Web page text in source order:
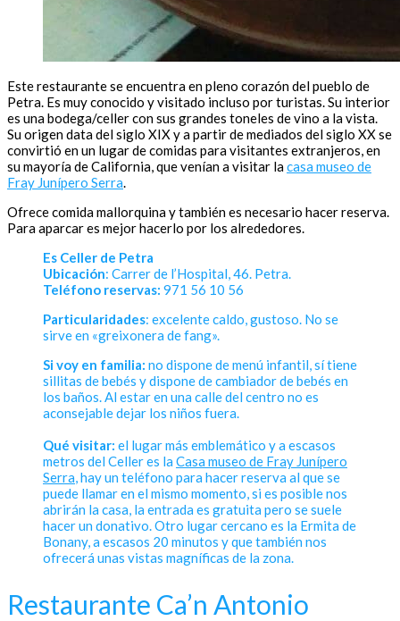
Este restaurante se encuentra en pleno corazón del pueblo de
Petra. Es muy conocido y visitado incluso por turistas. Su interior
es una bodega/celler con sus grandes toneles de vino a la vista.
Su origen data del siglo XIX y a partir de mediados del siglo XX se
convirtió en un lugar de comidas para visitantes extranjeros, en
su mayoría de California, que venían a visitar lacasa museo de
Fray Junípero Serra.
Ofrece comida mallorquina y también es necesario hacer reserva.
Para aparcar es mejor hacerlo por los alrededores.
Es Celler de Petra
Ubicación: Carrer de l’Hospital, 46. Petra.
Teléfono reservas: 971 56 10 56
Particularidades: excelente caldo, gustoso. No se
sirve en «greixonera de fang».
Si voy en familia: no dispone de menú infantil, sí tiene
sillitas de bebés y dispone de cambiador de bebés en
los baños. Al estar en una calle del centro no es
aconsejable dejar los niños fuera.
Qué visitar: el lugar más emblemático y a escasos
metros del Celler es la Casa museo de Fray Junípero
Serra, hay un teléfono para hacer reserva al que se
puede llamar en el mismo momento, si es posible nos
abrirán la casa, la entrada es gratuita pero se suele
hacer un donativo. Otro lugar cercano es la Ermita de
Bonany, a escasos 20 minutos y que también nos
ofrecerá unas vistas magníficas de la zona.
Restaurante Ca’n Antonio